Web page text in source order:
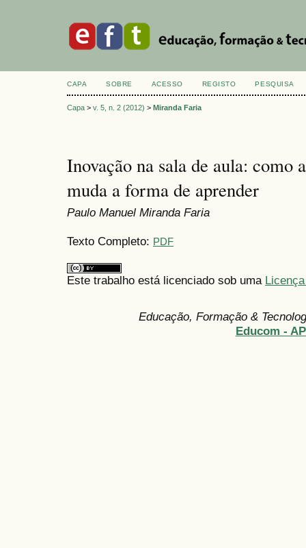
CAPA SOBRE ACESSO REGISTO PESQUISA
Capa > v. 5, n. 2 (2012) > Miranda Faria
Inovação na sala de aula: como
muda a forma de aprender
Paulo Manuel Miranda Faria
Texto Completo: PDF
Este trabalho está licenciado sob uma
Educação, Formação &
Educom -